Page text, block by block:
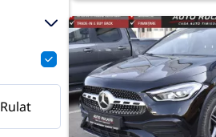
Rulat